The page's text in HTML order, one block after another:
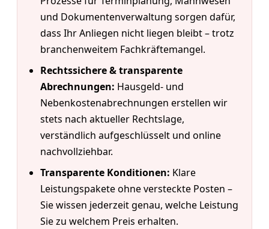
und Dokumentenverwaltung sorgen dafür,
dass Ihr Anliegen nicht liegen bleibt – trotz
branchenweitem Fachkräftemangel.
Rechtssichere & transparente
Abrechnungen: Hausgeld- und
Nebenkostenabrechnungen erstellen wir
stets nach aktueller Rechtslage,
verständlich aufgeschlüsselt und online
nachvollziehbar.
Transparente Konditionen: Klare
Leistungspakete ohne versteckte Posten –
Sie wissen jederzeit genau, welche Leistung
Sie zu welchem Preis erhalten.